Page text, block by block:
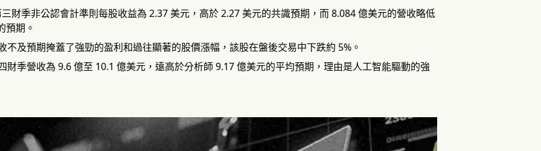
財季非公認會計準則每股收益為 2.37 美元，高於 2.27 美元的共識預期，而 8.084 億美元的營收略低
預期。
不及預期掩蓋了強勁的盈利和過往顯著的股價漲幅，該股在盤後交易中下跌約 5%。
財季營收為 9.6 億至 10.1 億美元，遠高於分析師 9.17 億美元的平均預期，理由是人工智能驅動的強